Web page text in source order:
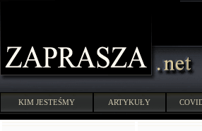
KIM JESTEŚMY ARTYKUŁY